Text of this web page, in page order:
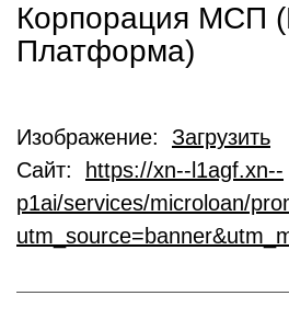
Корпорация МСП
Платформа)
Изображение: Загрузить
Сайт:
https://xn--l1agf.xn--
p1ai/services/microloan/